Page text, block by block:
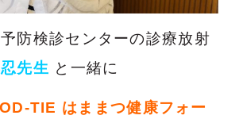
防検診センターの診療放射
先生 と一緒に
TIE はままつ健康フォー